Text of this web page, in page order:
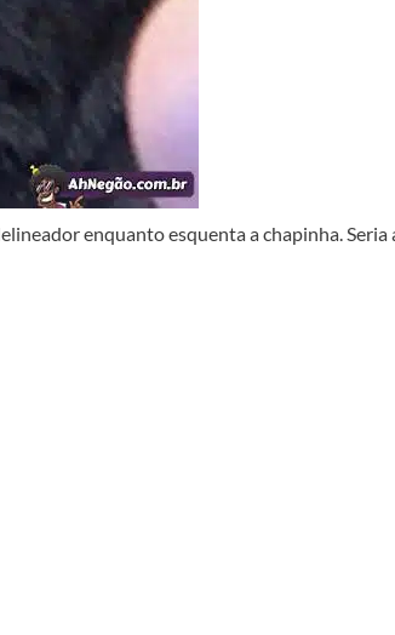
enquanto esquenta a chapinha. Seria